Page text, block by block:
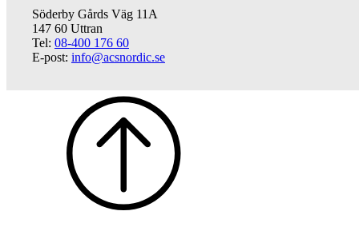
Söderby Gårds Väg 11A
147 60 Uttran
Tel: 08-400 176 60
E-post: info@acsnordic.se